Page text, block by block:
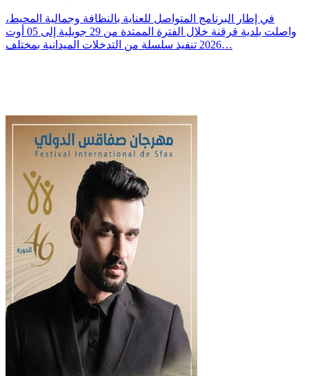
في إطار البرنامج المتواصل للعناية بالنظافة وجمالية المحيط،
واصلت بلدية قرقنة خلال الفترة الممتدة من 29 جويلية إلى 05 أوت
2026 تنفيذ سلسلة من التدخلات الميدانية بمختلف…